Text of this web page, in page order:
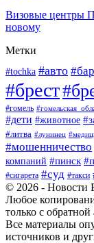
Визовые центры
новому
Метки
#tochka #авто
#брест
#гомель
#дети #животное
#литва #лунинец
#мошенничество
компаний #пинск
#сигарета #суд #такси
© 2026 - Новости
Любое
только с
Все материалы
источников и